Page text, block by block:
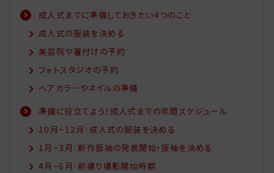
成人式までに準備しておきたい4つのこと
成人式の服装を決める
美容院や着付けの予約
フォトスタジオの予約
ヘアカラーやネイルの準備
準備に役立てよう！成人式までの年間スケジュール
10月~12月：成人式の服装を決める
1月~3月：新作振袖の発表開始・振袖を決める
4月~6月：前撮り撮影開始時期